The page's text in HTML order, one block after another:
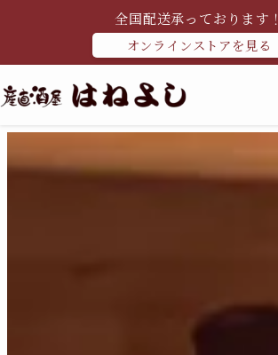
全国配送承っております！
オンラインストアを見る